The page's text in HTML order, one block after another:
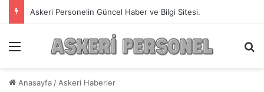
Askeri Personelin Güncel Haber ve Bilgi Sitesi.
Anasayfa / Askeri Haberler